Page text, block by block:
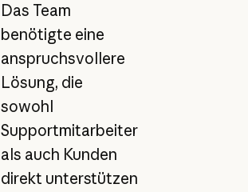
Das Team
benötigte eine
anspruchsvollere
Lösung, die
sowohl
Supportmitarbeiter
als auch Kunden
direkt unterstützen